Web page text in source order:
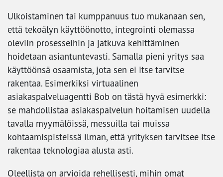
Ulkoistaminen tai kumppanuus tuo mukanaan sen,
että tekoälyn käyttöönotto, integrointi olemassa
oleviin prosesseihin ja jatkuva kehittäminen
hoidetaan asiantuntevasti. Samalla pieni yritys saa
käyttöönsä osaamista, jota sen ei itse tarvitse
rakentaa. Esimerkiksi virtuaalinen
asiakaspalveluagentti Bob on tästä hyvä esimerkki:
se mahdollistaa asiakaspalvelun hoitamisen uudella
tavalla myymälöissä, messuilla tai muissa
kohtaamispisteissä ilman, että yrityksen tarvitsee itse
rakentaa teknologiaa alusta asti.
Oleellista on arvioida rehellisesti, mihin omat